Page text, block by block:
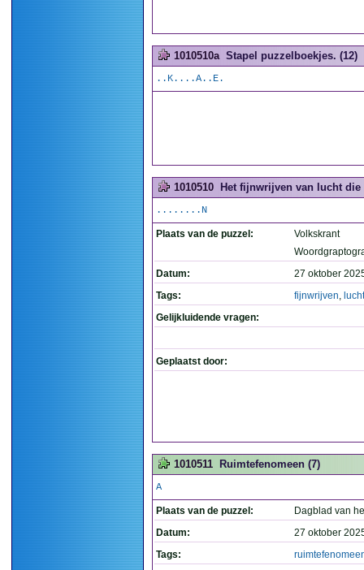
1010510a Stapel puzzelboekjes. (12)
..K....A..E.
1010510 Het fijnwrijven van lucht
........N
Plaats van de puzzel:
Volkskrant
Datum:
27 oktober
Tags:
fijnwrijven, lucht
Gelijkluidende vragen:
Geplaatst door:
1010511 Ruimtefenomeen (7)
A
Plaats van de puzzel:
Dagblad van
Datum:
27 oktober
Tags: